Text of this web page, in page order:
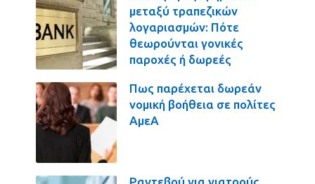
μεταξύ τραπεζικών
λογαριασμών: Πότε
θεωρούνται γονικές
παροχές ή δωρεές
Πως παρέχεται δωρεάν
νομική βοήθεια σε πολίτες
ΑμεΑ
Ραντεβού για γιατρούς